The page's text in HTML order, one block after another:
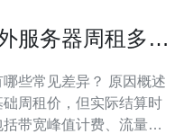
服务器周租多少
些常见差异？ 原因概述
周租价，但实际结算时
带宽峰值计费、流量超